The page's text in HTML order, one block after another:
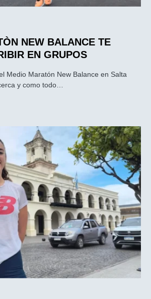
NEW BALANCE TE
EN GRUPOS
Medio Maratón New Balance en Salta
y como todo…